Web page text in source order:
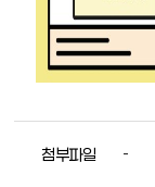
첨부파일 -